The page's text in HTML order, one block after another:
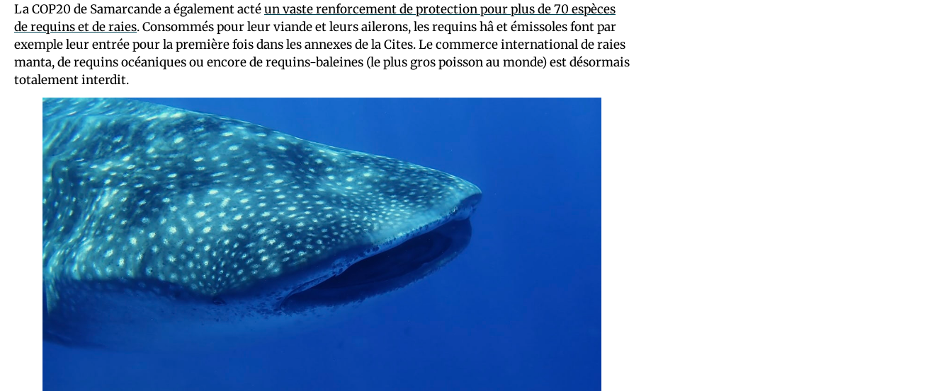
La COP20 de Samarcande a également actéun vaste renforcement de protection pour plus de 70 espèces
de requins et de raies. Consommés pour leur viande et leurs ailerons, les requins hâ et émissoles font par
exemple leur entrée pour la première fois dans les annexes de la Cites. Le commerce international de raies
manta, de requins océaniques ou encore de requins-baleines (le plus gros poisson au monde) est désormais
totalement interdit.